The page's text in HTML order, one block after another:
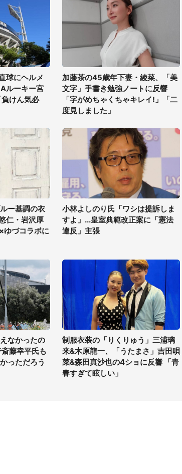
球にヘルメ
ルーキー宮
けん気必
加藤茶の45歳年下妻・綾菜、「美
文字」手書き勉強ノートに反響
「字がめちゃくちゃキレイ!」「二
度見しました」
ー基調の衣
仁・岩沢厚
ゆづコラボに
小林よしのり氏「ワシは提訴しま
すよ」...皇室典範改正案に「憲法
違反」主張
なかったの
藤幸平氏も
っただろう
制服衣装の「りくりゅう」三浦璃
来&木原龍一、「うたまさ」吉田唄
菜&森田真沙也の4ショに反響 「青
春すぎて眩しい」